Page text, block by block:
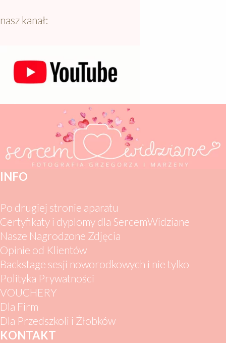
nasz kanał:
INFO
Po drugiej stronie aparatu
Certyfikaty i dyplomy dla SercemWidziane
Nasze Nagrodzone Zdjęcia
Opinie od Klientów
Backstage sesji noworodkowych i nie tylko
Polityka Prywatności
VOUCHERY
Dla Firm
Dla Przedszkoli i Żłobków
KONTAKT